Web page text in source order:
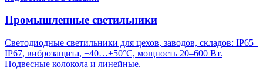
Промышленные светильники
Светодиодные светильники для цехов, заводов, складов: IP65–
IP67, виброзащита, −40…+50°C, мощность 20–600 Вт.
Подвесные колокола и линейные.